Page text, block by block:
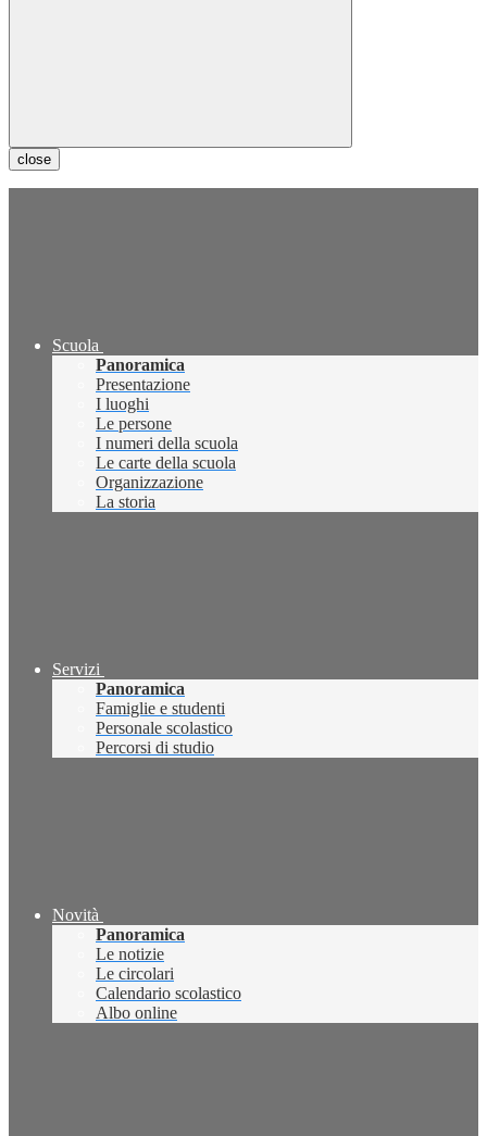
close
Scuola
Panoramica
Presentazione
I luoghi
Le persone
I numeri della scuola
Le carte della scuola
Organizzazione
La storia
Servizi
Panoramica
Famiglie e studenti
Personale scolastico
Percorsi di studio
Novità
Panoramica
Le notizie
Le circolari
Calendario scolastico
Albo online